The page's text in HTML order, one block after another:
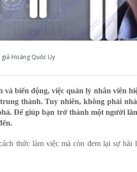
Hoàng Quốc Uy
biến động, việc quản lý nhân viên
thành. Tuy nhiên, không phải
Để giúp bạn trở thành một người
thức làm việc mà còn đem lại sự hài